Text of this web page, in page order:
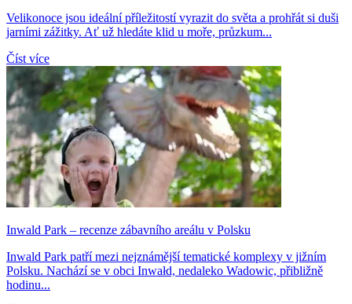
Velikonoce jsou ideální příležitostí vyrazit do světa a prohřát si duši
jarními zážitky. Ať už hledáte klid u moře, průzkum...
Číst více
Inwald Park – recenze zábavního areálu v Polsku
Inwald Park patří mezi nejznámější tematické komplexy v jižním
Polsku. Nachází se v obci Inwałd, nedaleko Wadowic, přibližně
hodinu...